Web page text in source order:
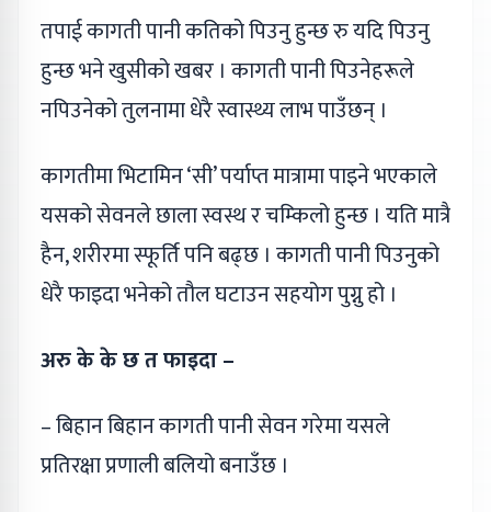
तपाई कागती पानी कतिको पिउनु हुन्छ रु यदि पिउनु
हुन्छ भने खुसीको खबर । कागती पानी पिउनेहरूले
नपिउनेको तुलनामा धेरै स्वास्थ्य लाभ पाउँछन् ।
कागतीमा भिटामिन ‘सी’ पर्याप्त मात्रामा पाइने भएकाले
यसको सेवनले छाला स्वस्थ र चम्किलो हुन्छ । यति मात्रै
हैन, शरीरमा स्फूर्ति पनि बढ्छ । कागती पानी पिउनुको
धेरै फाइदा भनेको तौल घटाउन सहयोग पुग्नु हो ।
अरु के के छ त फाइदा –
– बिहान बिहान कागती पानी सेवन गरेमा यसले
प्रतिरक्षा प्रणाली बलियो बनाउँछ ।